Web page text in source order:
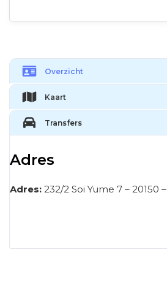
Overzicht
Kaart
Transfers
Adres
Adres: 232/2 Soi Yume 7 – 20150 –